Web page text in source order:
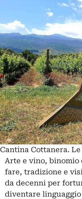
Cantina Cottanera.
Arte e vino, binomio
fare, tradizione e
da decenni per
diventare